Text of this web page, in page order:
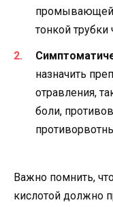
промывающей
тонкой трубки
назначить
отравления,
боли,
Важно помнить,
кислотой должно